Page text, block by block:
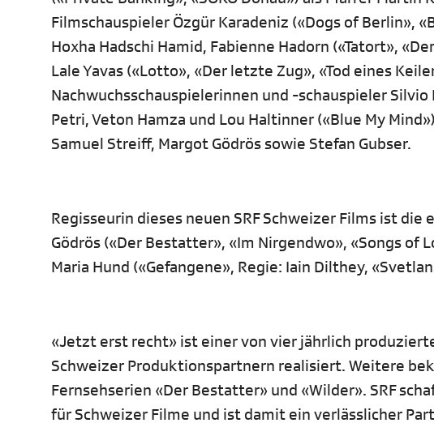
Filmschauspieler Özgür Karadeniz («Dogs of Berlin»,
Hoxha Hadschi Hamid, Fabienne Hadorn («Tatort»,
Lale Yavas («Lotto», «Der letzte Zug», «Tod eines
Nachwuchsschauspielerinnen und -schauspieler
Petri, Veton Hamza und Lou Haltinner («Blue My
Samuel Streiff, Margot Gödrös sowie Stefan Gubser.
Regisseurin dieses neuen SRF Schweizer Films ist
Gödrös («Der Bestatter», «Im Nirgendwo», «Songs of
Maria Hund («Gefangene», Regie: Iain Dilthey,
«Jetzt erst recht» ist einer von vier jährlich
Schweizer Produktionspartnern realisiert. Weitere
Fernsehserien «Der Bestatter» und «Wilder». SRF
für Schweizer Filme und ist damit ein verlässlicher